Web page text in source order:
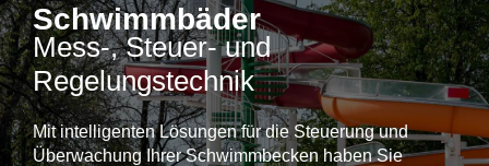
Schwimmbäder
Mess-, Steuer- und
Regelungstechnik
Mit intelligenten Lösungen für die Steuerung und
Überwachung Ihrer Schwimmbecken haben Sie